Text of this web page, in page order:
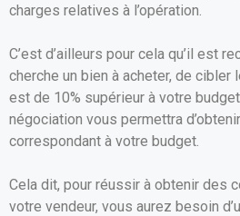
charges relatives à l’opération.
C’est d’ailleurs pour cela qu’il est
cherche un bien à acheter, de
est de 10% supérieur à votre budget
négociation vous permettra
correspondant à votre budget.
Cela dit, pour réussir à obtenir des
votre vendeur, vous aurez besoin